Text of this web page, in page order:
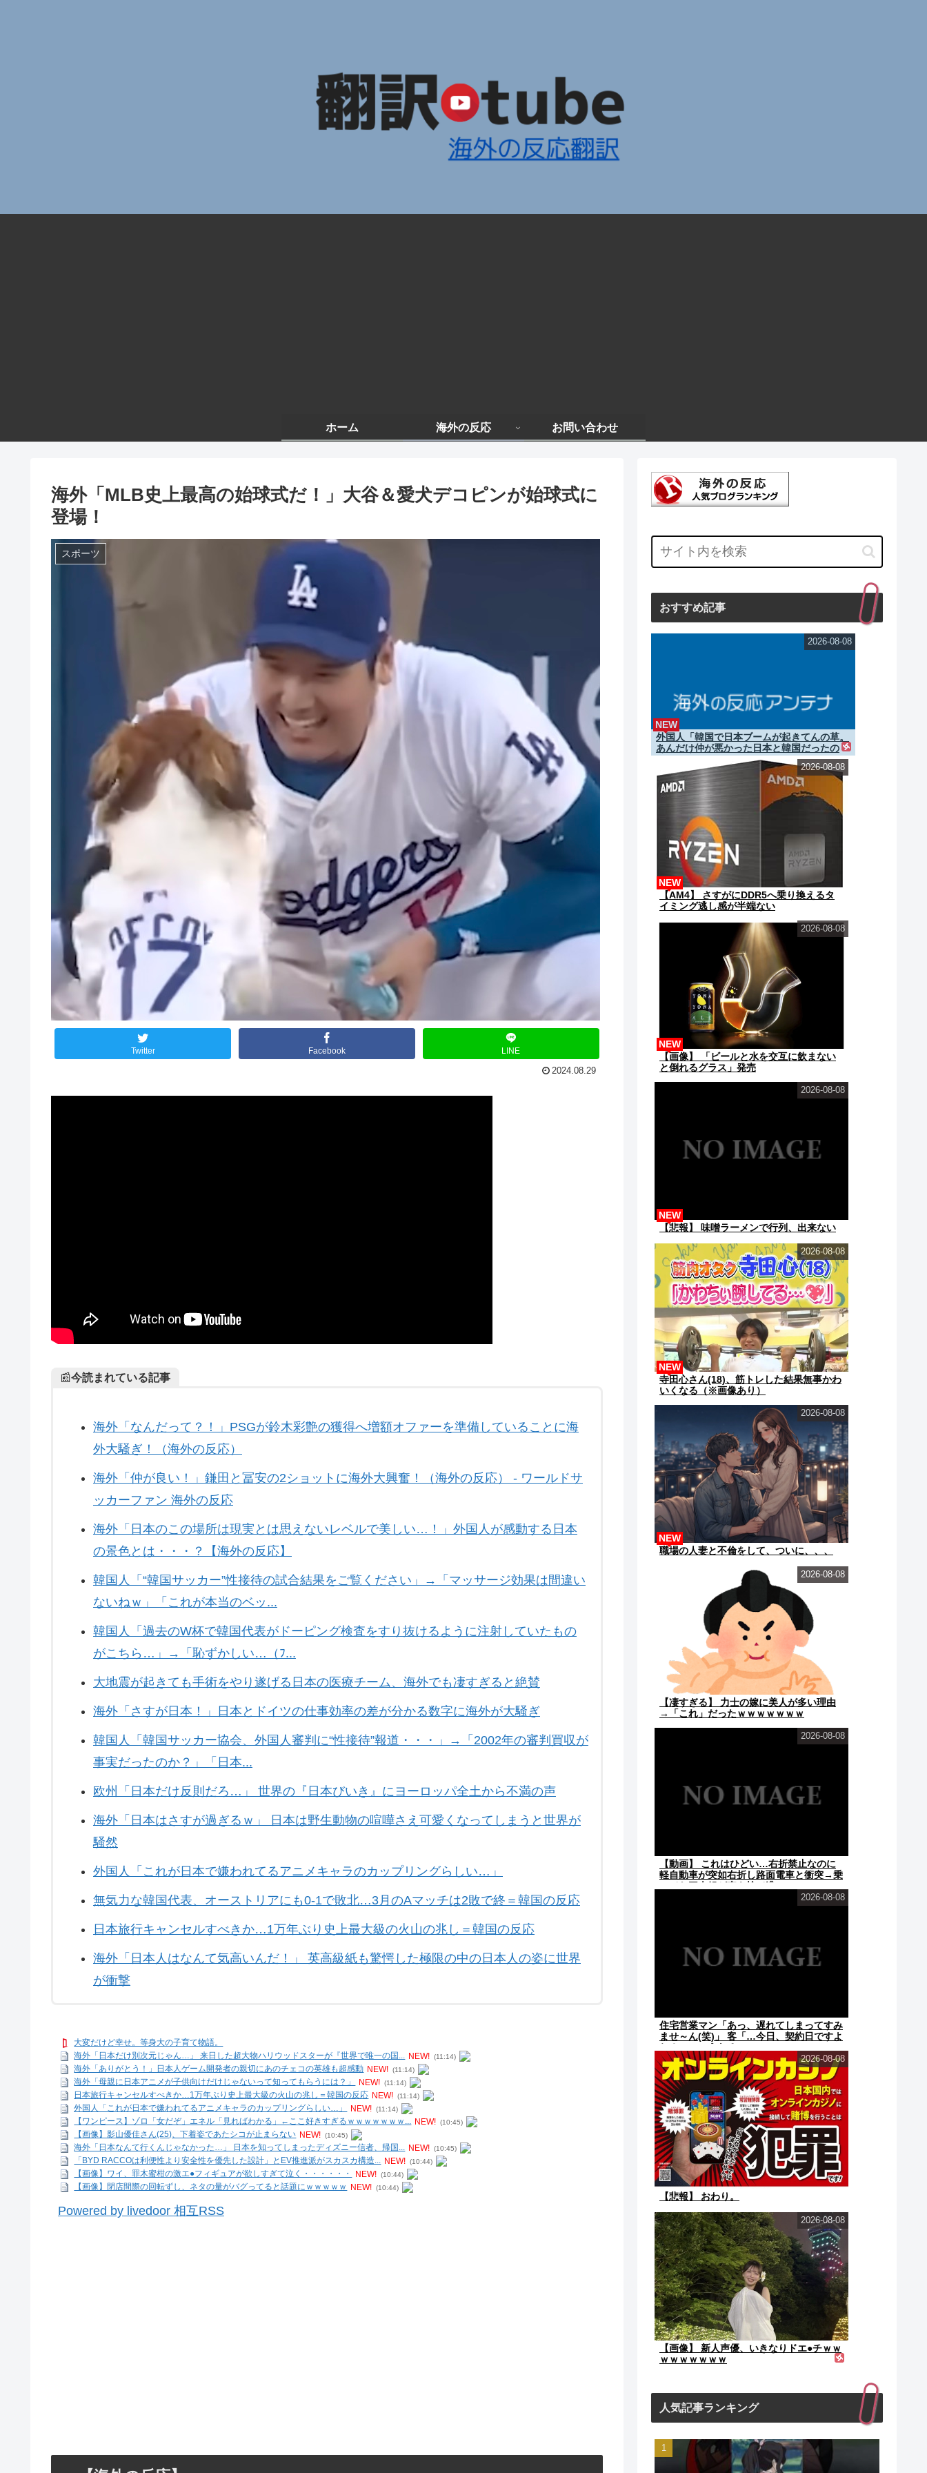
ホーム 海外の反応 お問い合わせ
海外「MLB史上最高の始球式だ！」大谷＆愛犬デコピンが始球式に
登場！
スポーツ
Twitter Facebook LINE
2024.08.29
📰今読まれている記事
海外「なんだって？！」PSGが鈴木彩艶の獲得へ増額オファーを準備していることに海
外大騒ぎ！（海外の反応）
海外「仲が良い！」鎌田と冨安の2ショットに海外大興奮！（海外の反応） - ワールドサ
ッカーファン 海外の反応
海外「日本のこの場所は現実とは思えないレベルで美しい…！」外国人が感動する日本
の景色とは・・・？【海外の反応】
韓国人「“韓国サッカー”性接待の試合結果をご覧ください」→「マッサージ効果は間違い
ないねｗ」「これが本当のベッ...
韓国人「過去のW杯で韓国代表がドーピング検査をすり抜けるように注射していたもの
がこちら…」→「恥ずかしい…（ﾌ...
大地震が起きても手術をやり遂げる日本の医療チーム、海外でも凄すぎると絶賛
海外「さすが日本！」日本とドイツの仕事効率の差が分かる数字に海外が大騒ぎ
韓国人「韓国サッカー協会、外国人審判に“性接待”報道・・・」→「2002年の審判買収が
事実だったのか？」「日本...
欧州「日本だけ反則だろ…」 世界の『日本びいき』にヨーロッパ全土から不満の声
海外「日本はさすが過ぎるｗ」 日本は野生動物の喧嘩さえ可愛くなってしまうと世界が
騒然
外国人「これが日本で嫌われてるアニメキャラのカップリングらしい…」
無気力な韓国代表、オーストリアにも0-1で敗北…3月のAマッチは2敗で終＝韓国の反応
日本旅行キャンセルすべきか…1万年ぶり史上最大級の火山の兆し＝韓国の反応
海外「日本人はなんて気高いんだ！」 英高級紙も驚愕した極限の中の日本人の姿に世界
が衝撃
大変だけど幸せ。等身大の子育て物語。
海外「日本だけ別次元じゃん…」 来日した超大物ハリウッドスターが『世界で唯一の国... NEW! (11:14)
海外「ありがとう！」日本人ゲーム開発者の親切にあのチェコの英雄も超感動 NEW! (11:14)
海外「母親に日本アニメが子供向けだけじゃないって知ってもらうには？」 NEW! (11:14)
日本旅行キャンセルすべきか…1万年ぶり史上最大級の火山の兆し＝韓国の反応 NEW! (11:14)
外国人「これが日本で嫌われてるアニメキャラのカップリングらしい…」 NEW! (11:14)
【ワンピース】ゾロ「女だぞ」エネル「見ればわかる」←ここ好きすぎるｗｗｗｗｗｗｗ... NEW! (10:45)
【画像】影山優佳さん(25)、下着姿であたシコが止まらない NEW! (10:45)
海外「日本なんて行くんじゃなかった…」 日本を知ってしまったディズニー信者、帰国... NEW! (10:45)
「BYD RACCOは利便性より安全性を優先した設計」とEV推進派がスカスカ構造... NEW! (10:44)
【画像】ワイ、罪木蜜柑の激エ●フィギュアが欲しすぎて泣く・・・・・・ NEW! (10:44)
【画像】閉店間際の回転ずし、ネタの量がバグってると話題にｗｗｗｗｗ NEW! (10:44)
Powered by livedoor 相互RSS
おすすめ記事
外国人「韓国で日本ブームが起きてんの草。
あんだけ仲が悪かった日本と韓国だったの
NEW
2026-08-08
【AM4】 さすがにDDR5へ乗り換えるタ
イミング逃し感が半端ない
NEW
2026-08-08
【画像】 「ビールと水を交互に飲まない
と倒れるグラス」発売
NEW
2026-08-08
【悲報】 味噌ラーメンで行列、出来ない
NEW
2026-08-08
寺田心さん(18)、筋トレした結果無事かわ
いくなる（※画像あり）
NEW
2026-08-08
職場の人妻と不倫をして、ついに、、、
NEW
2026-08-08
【凄すぎる】 力士の嫁に美人が多い理由
→「これ」だったｗｗｗｗｗｗｗ
2026-08-08
【動画】 これはひどい…右折禁止なのに
軽自動車が突如右折し路面電車と衝突→乗
2026-08-08
住宅営業マン「あっ、遅れてしまってすみ
ませ～ん(笑)」 客「…今日、契約日ですよ
2026-08-08
【悲報】 おわり。
2026-08-08
【画像】 新人声優、いきなりドエ●チｗｗ
ｗｗｗｗｗｗｗ
2026-08-08
人気記事ランキング